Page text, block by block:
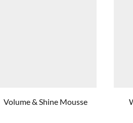
Volume & Shine Mousse